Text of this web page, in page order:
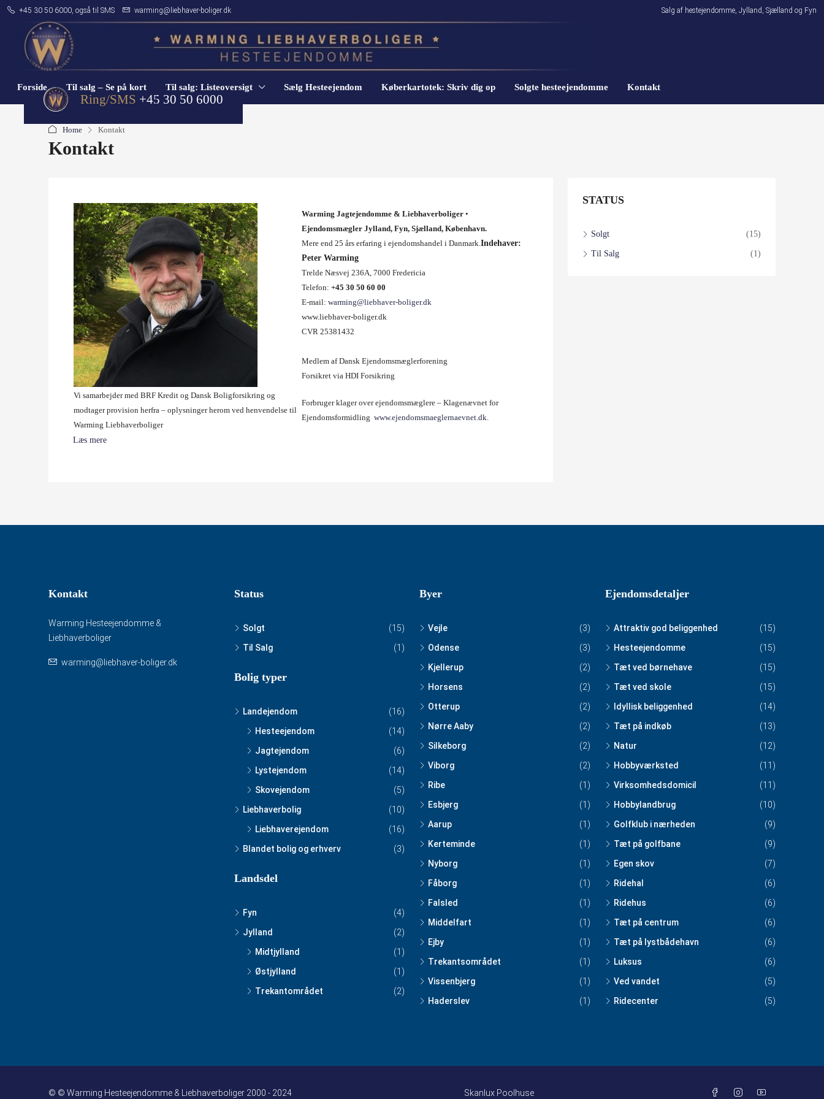
+45 30 50 6000, også til SMS warming@liebhaver-boliger.dk Salg af hestejendomme, Jylland, Sjælland og Fyn
Ring/SMS +45 30 50 6000
Forside Til salg – Se på kort Til salg: Listeoversigt Sælg Hesteejendom Køberkartotek: Skriv dig op Solgte hesteejendomme Kontakt
Home Kontakt
Kontakt
Warming Jagtejendomme & Liebhaverboliger •
Ejendomsmægler Jylland, Fyn, Sjælland, København.
Mere end 25 års erfaring i ejendomshandel i Danmark.Indehaver:
Peter Warming
Trelde Næsvej 236A, 7000 Fredericia
Telefon: +45 30 50 60 00
E-mail: warming@liebhaver-boliger.dk
www.liebhaver-boliger.dk
CVR 25381432
Medlem af Dansk Ejendomsmæglerforening
Forsikret via HDI Forsikring
Vi samarbejder med BRF Kredit og Dansk Boligforsikring og
modtager provision herfra – oplysninger herom ved henvendelse til
Warming Liebhaverboliger
Forbruger klager over ejendomsmæglere – Klagenævnet for
Ejendomsformidling www.ejendomsmaeglernaevnet.dk.
Læs mere
STATUS
Solgt (15)
Til Salg (1)
Kontakt
Warming Hesteejendomme &
Liebhaverboliger
warming@liebhaver-boliger.dk
Status
Solgt
(15)
Til Salg
(1)
Bolig typer
Landejendom
(16)
Hesteejendom
(14)
Jagtejendom
(6)
Lystejendom
(14)
Skovejendom
(5)
Liebhaverbolig
(10)
Liebhaverejendom
(16)
Blandet bolig og erhverv
(3)
Landsdel
Fyn
(4)
Jylland
(2)
Midtjylland
(1)
Østjylland
(1)
Trekantområdet
(2)
Byer
Vejle
(3)
Odense
(3)
Kjellerup
(2)
Horsens
(2)
Otterup
(2)
Nørre Aaby
(2)
Silkeborg
(2)
Viborg
(2)
Ribe
(1)
Esbjerg
(1)
Aarup
(1)
Kerteminde
(1)
Nyborg
(1)
Fåborg
(1)
Falsled
(1)
Middelfart
(1)
Ejby
(1)
Trekantsområdet
(1)
Vissenbjerg
(1)
Haderslev
(1)
Ejendomsdetaljer
Attraktiv god beliggenhed
(15)
Hesteejendomme
(15)
Tæt ved børnehave
(15)
Tæt ved skole
(15)
Idyllisk beliggenhed
(14)
Tæt på indkøb
(13)
Natur
(12)
Hobbyværksted
(11)
Virksomhedsdomicil
(11)
Hobbylandbrug
(10)
Golfklub i nærheden
(9)
Tæt på golfbane
(9)
Egen skov
(7)
Ridehal
(6)
Ridehus
(6)
Tæt på centrum
(6)
Tæt på lystbådehavn
(6)
Luksus
(6)
Ved vandet
(5)
Ridecenter
(5)
© © Warming Hesteejendomme & Liebhaverboliger 2000 - 2024 Skanlux Poolhuse